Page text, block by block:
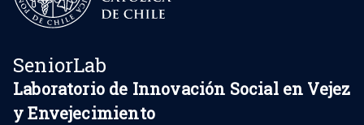
SeniorLab
Laboratorio de Innovación Social en Vejez
y Envejecimiento